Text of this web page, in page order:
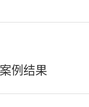
例结果